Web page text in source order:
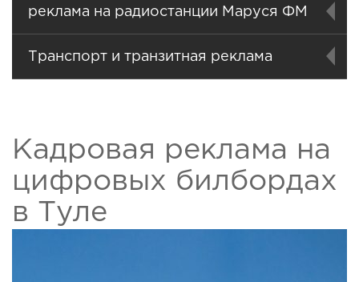
реклама на радиостанции Маруся ФМ
Транспорт и транзитная реклама
Кадровая реклама на
цифровых билбордах
в Туле